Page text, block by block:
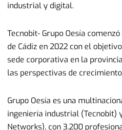
industrial y digital.
Tecnobit- Grupo Oesía
de Cádiz en 2022 con el
sede corporativa en la
las perspectivas de
Grupo Oesía es una
ingeniería industrial (Tecnobit)
Networks), con 3.200